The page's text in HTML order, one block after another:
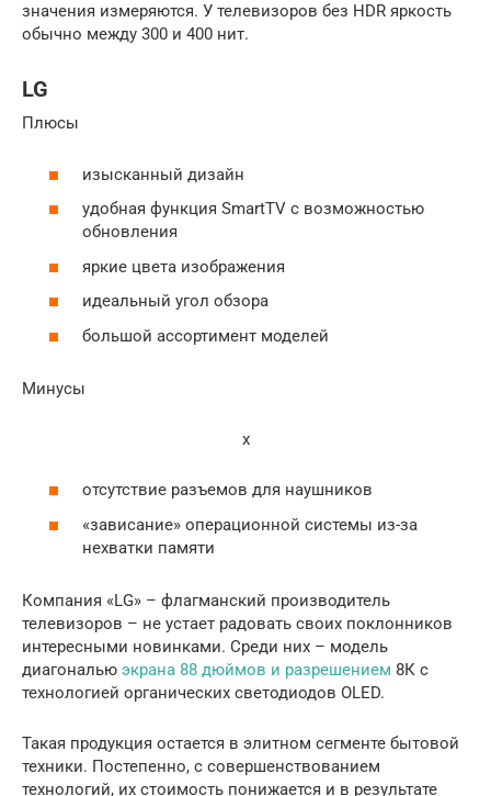
значения измеряются. У телевизоров без HDR яркость
обычно между 300 и 400 нит.
LG
Плюсы
изысканный дизайн
удобная функция SmartTV с возможностью
обновления
яркие цвета изображения
идеальный угол обзора
большой ассортимент моделей
Минусы
x
отсутствие разъемов для наушников
«зависание» операционной системы из-за
нехватки памяти
Компания «LG» – флагманский производитель
телевизоров – не устает радовать своих поклонников
интересными новинками. Среди них – модель
диагональю экрана 88 дюймов и разрешением 8К с
технологией органических светодиодов OLED.
Такая продукция остается в элитном сегменте бытовой
техники. Постепенно, с совершенствованием
технологий, их стоимость понижается и в результате